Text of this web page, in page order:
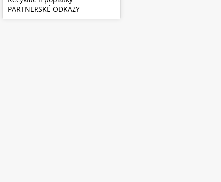
PARTNERSKÉ ODKAZY